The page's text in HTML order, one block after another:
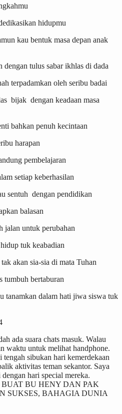
hidupmu
kau bentuk masa depan anak
tulus sabar ikhlas di dada
terpadamkan oleh seribu badai
bijak dengan keadaan masa
bahkan penuh kecintaan
harapan
pembelajaran
setiap keberhasilan
sentuh dengan pendidikan
balasan
jalan untuk perubahan
tuk keabadian
akan sia-sia di mata Tuhan
tumbuh bertaburan
tanamkan dalam hati jiwa siswa tuk
ada suara chats masuk. Walau
waktu untuk melihat handphone.
tengah sibukan hari kemerdekaan
aktivitas teman sekantor. Saya
hari special mereka.
BU HENY DAN PAK
SUKSES, BAHAGIA DUNIA